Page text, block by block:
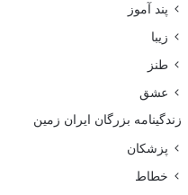
پند آموز
زیبا
طنز
عشق
زندگینامه بزرگان ایران زمین
پزشکان
خطاط